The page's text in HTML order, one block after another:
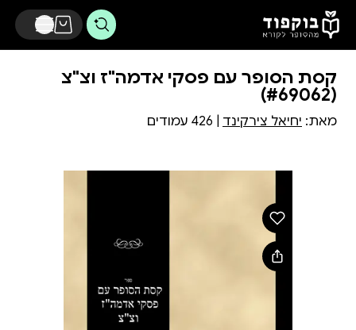
דלג לתוכן הראשי
קסת הסופר עם פסקי אדמה"ז וצ"צ
(#69062)
מאת: יחיאל צירקינד